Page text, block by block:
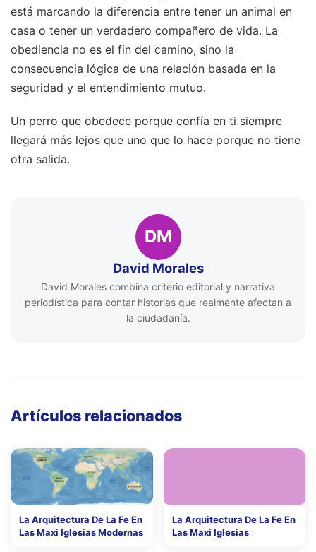
está marcando la diferencia entre tener un animal en
casa o tener un verdadero compañero de vida. La
obediencia no es el fin del camino, sino la
consecuencia lógica de una relación basada en la
seguridad y el entendimiento mutuo.
Un perro que obedece porque confía en ti siempre
llegará más lejos que uno que lo hace porque no tiene
otra salida.
DM
David Morales
David Morales combina criterio editorial y narrativa
periodística para contar historias que realmente afectan a
la ciudadanía.
Artículos relacionados
La Arquitectura De La Fe En
Las Maxi Iglesias Modernas
La Arquitectura De La Fe En
Las Maxi Iglesias